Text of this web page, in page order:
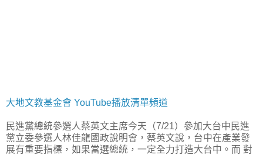
大地文教基金會 YouTube播放清單頻道
民進黨總統參選人蔡英文主席今天（7/21）參加大台中民進
黨立委參選人林佳龍國政說明會，蔡英文說，台中在產業發
展有重要指標，如果當選總統，一定全力打造大台中。而 對